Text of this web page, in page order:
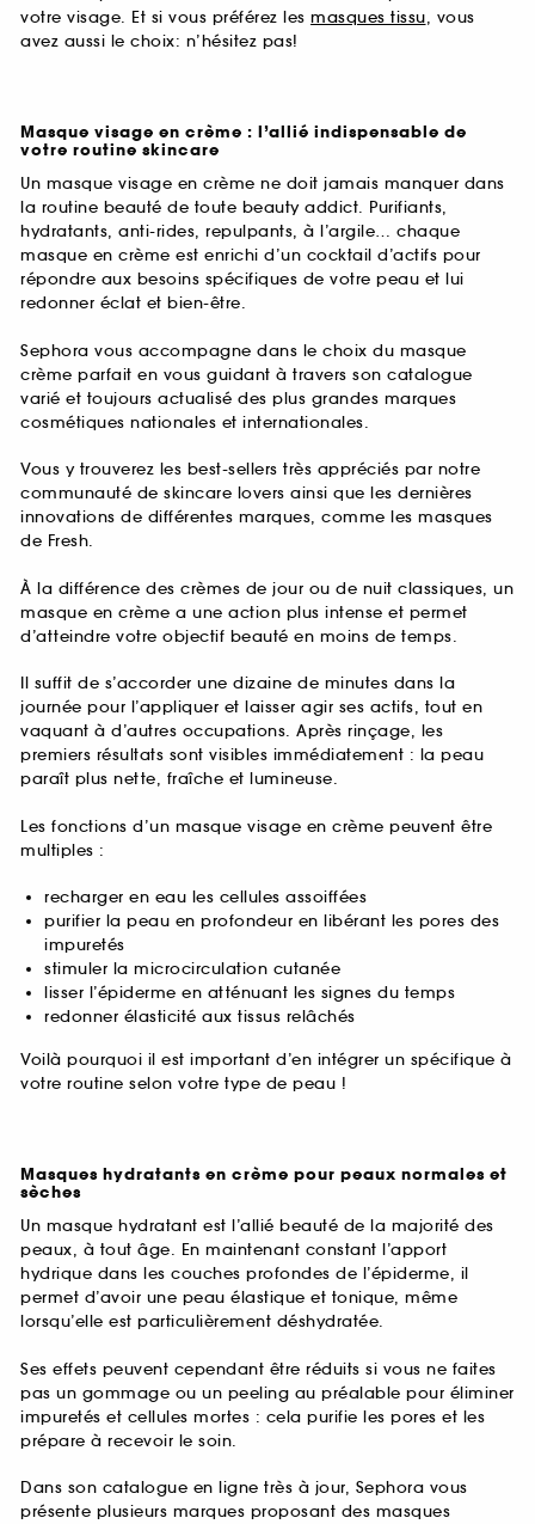
votre visage. Et si vous préférez les masques tissu, vous
avez aussi le choix: n’hésitez pas!
Masque visage en crème : l’allié indispensable de
votre routine skincare
Un masque visage en crème ne doit jamais manquer dans
la routine beauté de toute beauty addict. Purifiants,
hydratants, anti-rides, repulpants, à l’argile… chaque
masque en crème est enrichi d’un cocktail d’actifs pour
répondre aux besoins spécifiques de votre peau et lui
redonner éclat et bien-être.
Sephora vous accompagne dans le choix du masque
crème parfait en vous guidant à travers son catalogue
varié et toujours actualisé des plus grandes marques
cosmétiques nationales et internationales.
Vous y trouverez les best-sellers très appréciés par notre
communauté de skincare lovers ainsi que les dernières
innovations de différentes marques, comme les masques
de Fresh.
À la différence des crèmes de jour ou de nuit classiques, un
masque en crème a une action plus intense et permet
d’atteindre votre objectif beauté en moins de temps.
Il suffit de s’accorder une dizaine de minutes dans la
journée pour l’appliquer et laisser agir ses actifs, tout en
vaquant à d’autres occupations. Après rinçage, les
premiers résultats sont visibles immédiatement : la peau
paraît plus nette, fraîche et lumineuse.
Les fonctions d’un masque visage en crème peuvent être
multiples :
recharger en eau les cellules assoiffées
purifier la peau en profondeur en libérant les pores des
impuretés
stimuler la microcirculation cutanée
lisser l’épiderme en atténuant les signes du temps
redonner élasticité aux tissus relâchés
Voilà pourquoi il est important d’en intégrer un spécifique à
votre routine selon votre type de peau !
Masques hydratants en crème pour peaux normales et
sèches
Un masque hydratant est l’allié beauté de la majorité des
peaux, à tout âge. En maintenant constant l’apport
hydrique dans les couches profondes de l’épiderme, il
permet d’avoir une peau élastique et tonique, même
lorsqu’elle est particulièrement déshydratée.
Ses effets peuvent cependant être réduits si vous ne faites
pas un gommage ou un peeling au préalable pour éliminer
impuretés et cellules mortes : cela purifie les pores et les
prépare à recevoir le soin.
Dans son catalogue en ligne très à jour, Sephora vous
présente plusieurs marques proposant des masques